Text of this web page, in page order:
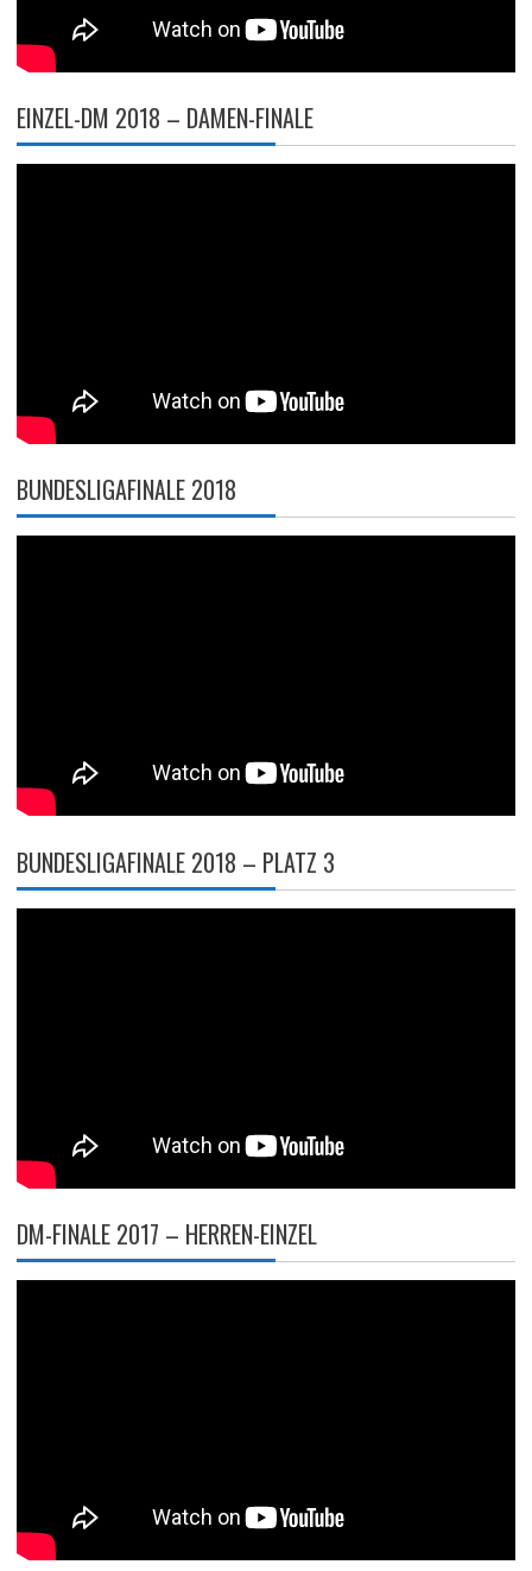
EINZEL-DM 2018 – DAMEN-FINALE
BUNDESLIGAFINALE 2018
BUNDESLIGAFINALE 2018 – PLATZ 3
DM-FINALE 2017 – HERREN-EINZEL